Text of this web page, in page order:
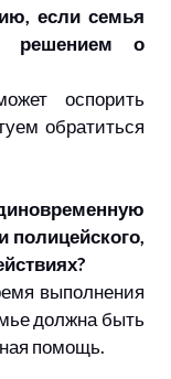
если семья
решением о
оспорить
обратиться
выполнения
должна быть
помощь.